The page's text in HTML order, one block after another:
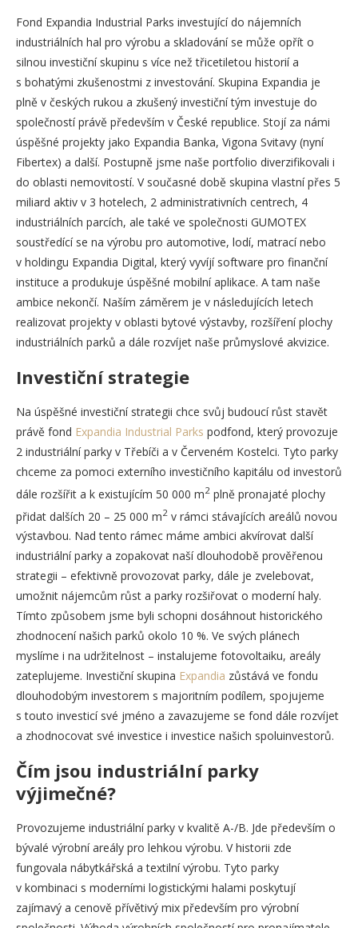
Fond Expandia Industrial Parks investující do nájemních
industriálních hal pro výrobu a skladování se může opřít o
silnou investiční skupinu s více než třicetiletou historií a
s bohatými zkušenostmi z investování. Skupina Expandia je
plně v českých rukou a zkušený investiční tým investuje do
společností právě především v České republice. Stojí za námi
úspěšné projekty jako Expandia Banka, Vigona Svitavy (nyní
Fibertex) a další. Postupně jsme naše portfolio diverzifikovali i
do oblasti nemovitostí. V současné době skupina vlastní přes 5
miliard aktiv v 3 hotelech, 2 administrativních centrech, 4
industriálních parcích, ale také ve společnosti GUMOTEX
soustředící se na výrobu pro automotive, lodí, matrací nebo
v holdingu Expandia Digital, který vyvíjí software pro finanční
instituce a produkuje úspěšné mobilní aplikace. A tam naše
ambice nekončí. Naším záměrem je v následujících letech
realizovat projekty v oblasti bytové výstavby, rozšíření plochy
industriálních parků a dále rozvíjet naše průmyslové akvizice.
Investiční strategie
Na úspěšné investiční strategii chce svůj budoucí růst stavět
právě fond Expandia Industrial Parks podfond, který provozuje
2 industriální parky v Třebíči a v Červeném Kostelci. Tyto parky
chceme za pomoci externího investičního kapitálu od investorů
dále rozšířit a k existujícím 50 000 m2 plně pronajaté plochy
přidat dalších 20 – 25 000 m2 v rámci stávajících areálů novou
výstavbou. Nad tento rámec máme ambici akvírovat další
industriální parky a zopakovat naší dlouhodobě prověřenou
strategii – efektivně provozovat parky, dále je zvelebovat,
umožnit nájemcům růst a parky rozšiřovat o moderní haly.
Tímto způsobem jsme byli schopni dosáhnout historického
zhodnocení našich parků okolo 10 %. Ve svých plánech
myslíme i na udržitelnost – instalujeme fotovoltaiku, areály
zateplujeme. Investiční skupina Expandia zůstává ve fondu
dlouhodobým investorem s majoritním podílem, spojujeme
s touto investicí své jméno a zavazujeme se fond dále rozvíjet
a zhodnocovat své investice i investice našich spoluinvestorů.
Čím jsou industriální parky
výjimečné?
Provozujeme industriální parky v kvalitě A-/B. Jde především o
bývalé výrobní areály pro lehkou výrobu. V historii zde
fungovala nábytkářská a textilní výrobu. Tyto parky
v kombinaci s moderními logistickými halami poskytují
zajímavý a cenově přívětivý mix především pro výrobní